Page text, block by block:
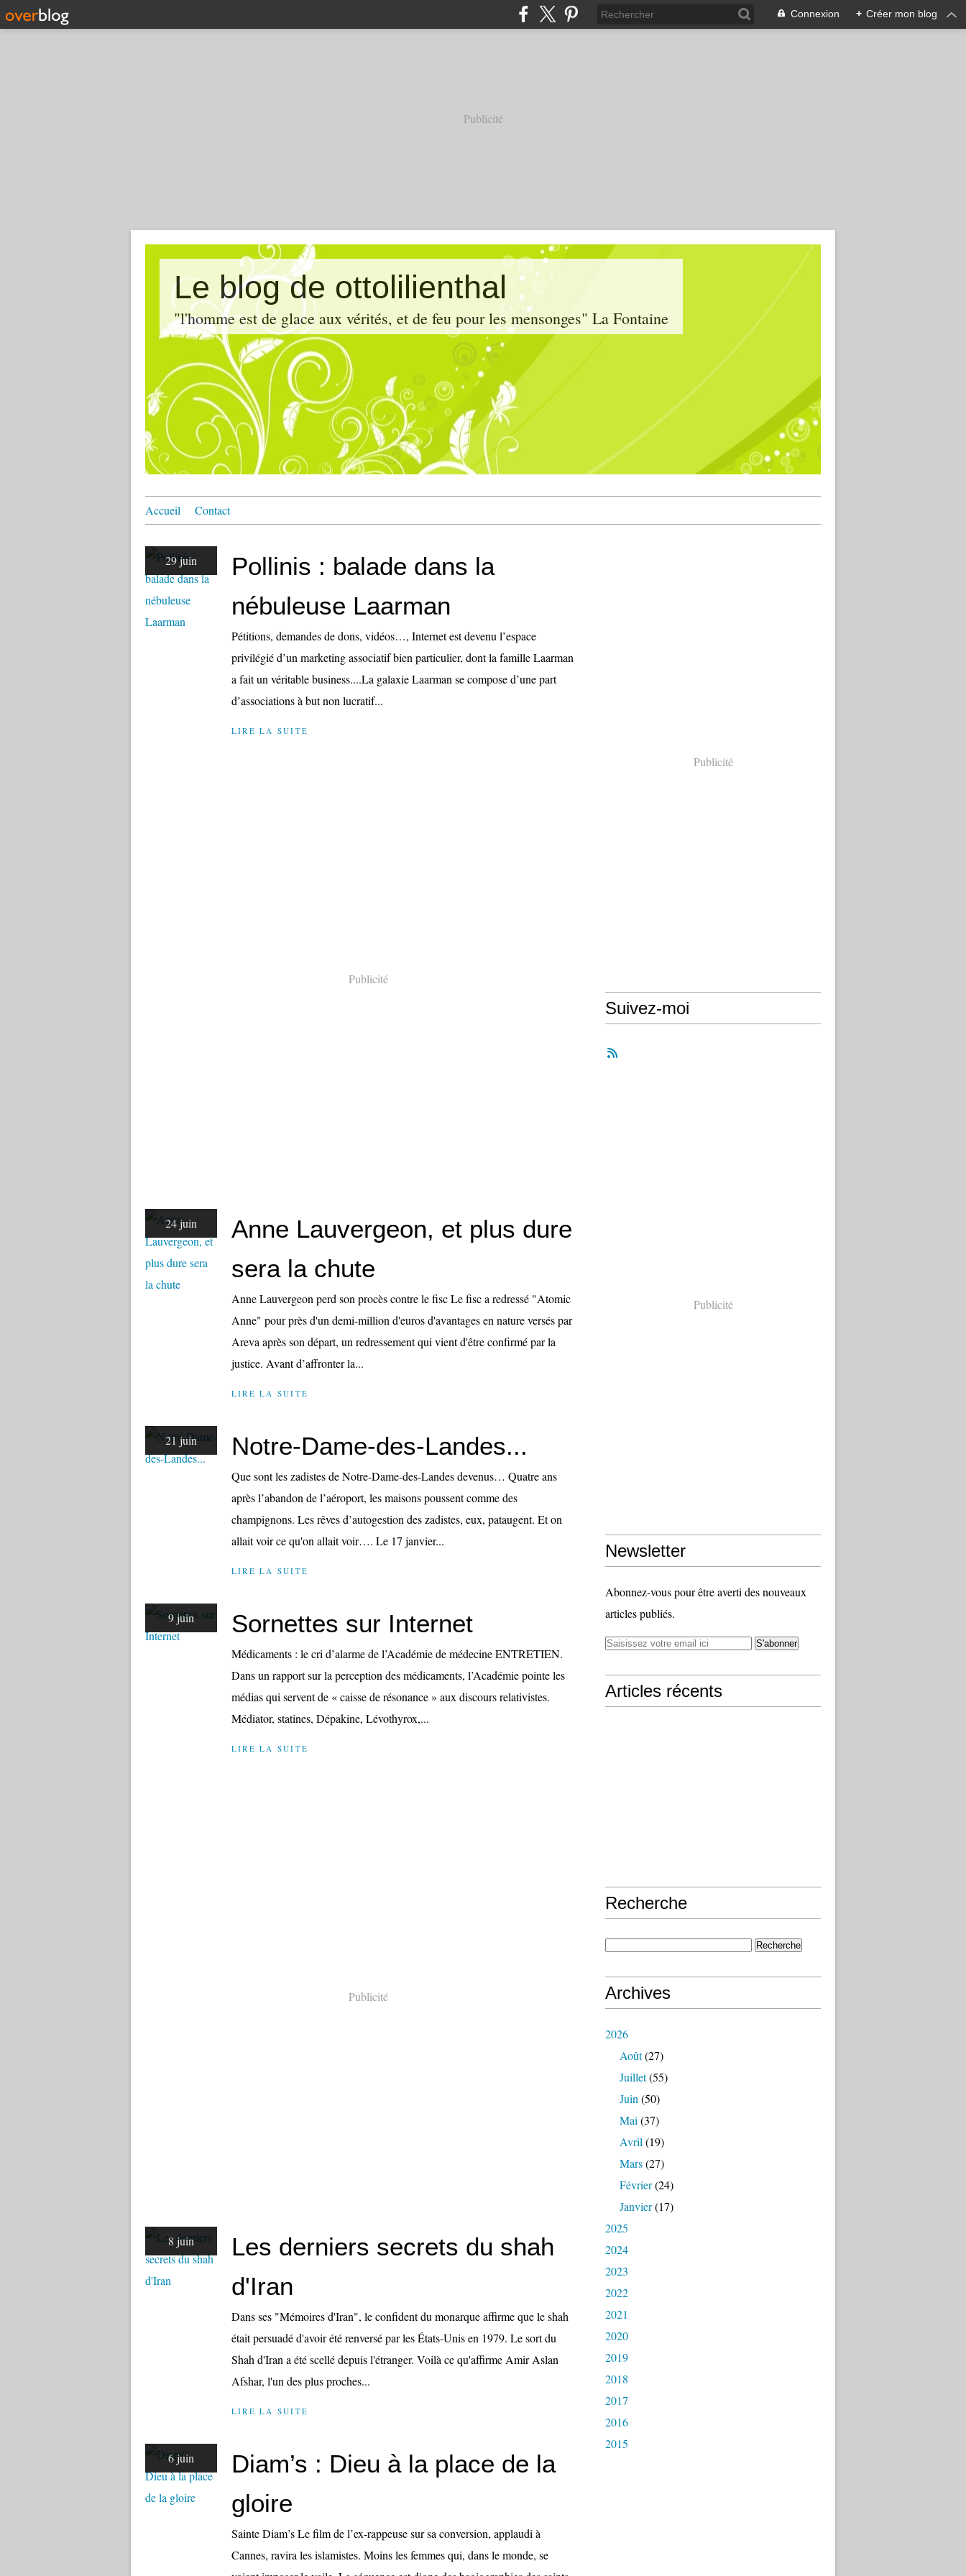
Connexion + Créer mon blog
Publicité
Le blog de ottolilienthal
"l'homme est de glace aux vérités, et de feu pour les mensonges" La Fontaine
Accueil Contact
29 juin
Pollinis : balade dans la
nébuleuse Laarman
Pétitions, demandes de dons, vidéos…, Internet est devenu l’espace
privilégié d’un marketing associatif bien particulier, dont la famille Laarman
a fait un véritable business....La galaxie Laarman se compose d’une part
d’associations à but non lucratif...
LIRE LA SUITE
Publicité
24 juin
Anne Lauvergeon, et plus dure
sera la chute
Anne Lauvergeon perd son procès contre le fisc Le fisc a redressé "Atomic
Anne" pour près d'un demi-million d'euros d'avantages en nature versés par
Areva après son départ, un redressement qui vient d'être confirmé par la
justice. Avant d’affronter la...
LIRE LA SUITE
21 juin Notre-Dame-des-Landes...
Que sont les zadistes de Notre-Dame-des-Landes devenus… Quatre ans
après l’abandon de l’aéroport, les maisons poussent comme des
champignons. Les rêves d’autogestion des zadistes, eux, pataugent. Et on
allait voir ce qu'on allait voir…. Le 17 janvier...
LIRE LA SUITE
9 juin Sornettes sur Internet
Médicaments : le cri d’alarme de l’Académie de médecine ENTRETIEN.
Dans un rapport sur la perception des médicaments, l’Académie pointe les
médias qui servent de « caisse de résonance » aux discours relativistes.
Médiator, statines, Dépakine, Lévothyrox,...
LIRE LA SUITE
Publicité
8 juin
Les derniers secrets du shah
d'Iran
Dans ses "Mémoires d'Iran", le confident du monarque affirme que le shah
était persuadé d'avoir été renversé par les États-Unis en 1979. Le sort du
Shah d'Iran a été scellé depuis l'étranger. Voilà ce qu'affirme Amir Aslan
Afshar, l'un des plus proches...
LIRE LA SUITE
6 juin
Diam’s : Dieu à la place de la
gloire
Sainte Diam’s Le film de l’ex-rappeuse sur sa conversion, applaudi à
Cannes, ravira les islamistes. Moins les femmes qui, dans le monde, se
Publicité
Suivez-moi
Publicité
Newsletter
Abonnez-vous pour être averti des nouveaux
articles publiés.
Articles récents
Recherche
Archives
2026
Août(27)
Juillet(55)
Juin (50)
Mai (37)
Avril (19)
Mars(27)
Février(24)
Janvier(17)
2025
2024
2023
2022
2021
2020
2019
2018
2017
2016
2015